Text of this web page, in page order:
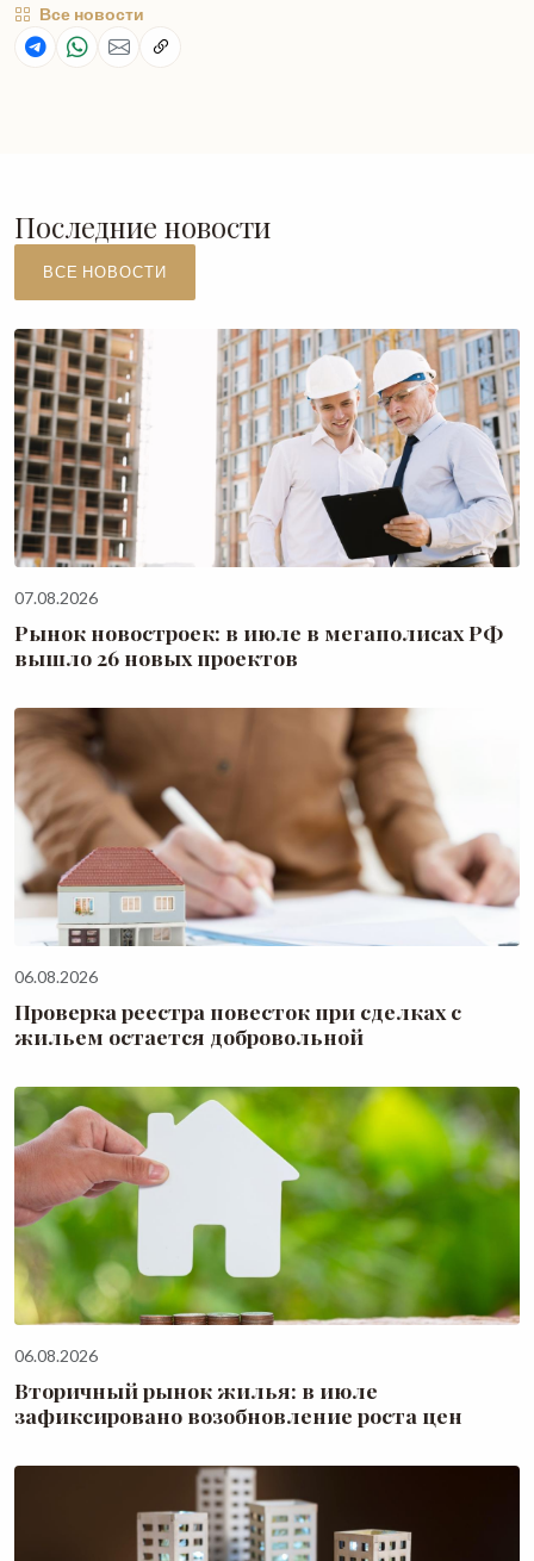
Все новости
Последние новости
ВСЕ НОВОСТИ
07.08.2026
Рынок новостроек: в июле в мегаполисах РФ
вышло 26 новых проектов
06.08.2026
Проверка реестра повесток при сделках с
жильем остается добровольной
06.08.2026
Вторичный рынок жилья: в июле
зафиксировано возобновление роста цен